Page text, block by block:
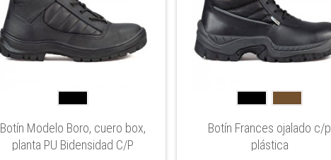
Botín Modelo Boro, cuero box,
planta PU Bidensidad C/P
Botín Frances ojalado c/p
plástica